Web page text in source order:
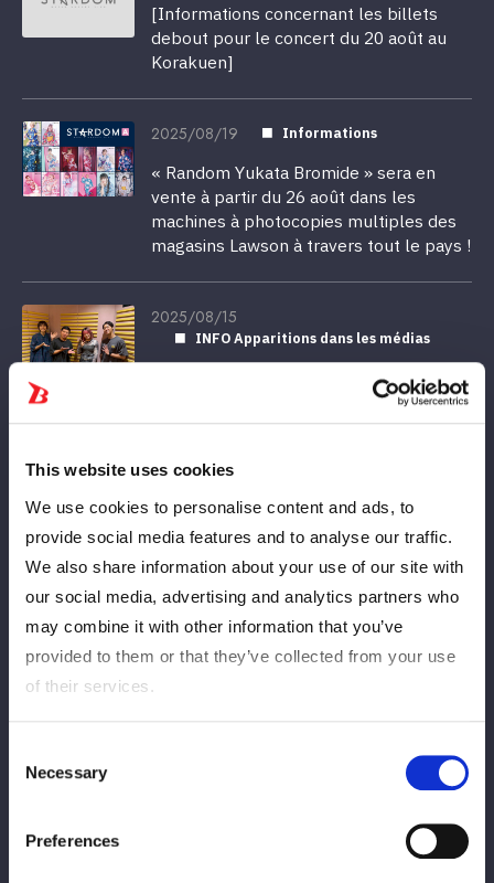
This website uses cookies
We use cookies to personalise content and ads, to
provide social media features and to analyse our traffic.
We also share information about your use of our site with
our social media, advertising and analytics partners who
may combine it with other information that you’ve
provided to them or that they’ve collected from your use
of their services.
Selection
Necessary
Preferences
[Informations concernant les billets
debout pour le concert du 20 août au
Korakuen]
2025/08/19 Informations
« Random Yukata Bromide » sera en
vente à partir du 26 août dans les
machines à photocopies multiples des
magasins Lawson à travers tout le pays !
2025/08/15
INFO Apparitions dans les médias
[Information aux médias] Rina sera
l'invitée de l'émission « RADIO X-over »
sur Nippon Broadcasting System le
Goto et Ishibashi de Yonsen Toushin !
2025/08/14 Informations
La deuxième partie de la collaboration
JR Central x STARDOM a enfin
commencé !
23 août : Sammy présente « STARDOM
5★STAR GP 2025 × Liberpati Liberthro